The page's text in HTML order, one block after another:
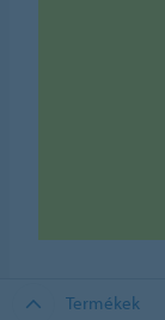
Termékek